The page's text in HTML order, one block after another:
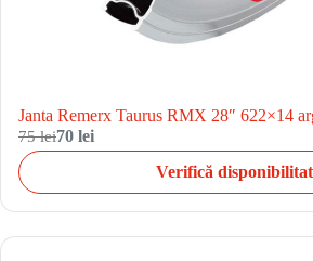
Janta Remerx Taurus RMX 28″ 622×14
75 lei70 lei
Verifică